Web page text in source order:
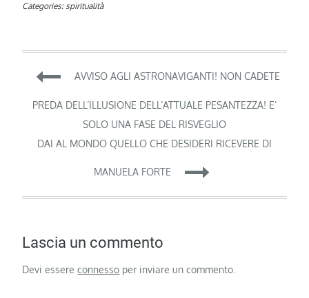
Categories: spiritualità
Navigazione
articoli
AVVISO AGLI ASTRONAVIGANTI! NON CADETE
PREDA DELL’ILLUSIONE DELL’ATTUALE PESANTEZZA! E’
SOLO UNA FASE DEL RISVEGLIO
DAI AL MONDO QUELLO CHE DESIDERI RICEVERE DI
MANUELA FORTE
Lascia un commento
Devi essereconnesso per inviare un commento.